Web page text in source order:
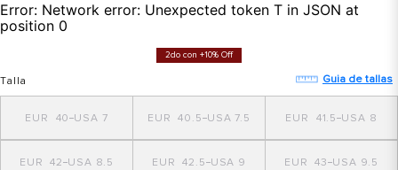
Error: Network error: Unexpected token T in JSON at
position 0
2do con +10% Off
Talla Guia de tallas
7
40 7.5
40.5 8
41.5
8.5
42 9
42.5 9.5
43